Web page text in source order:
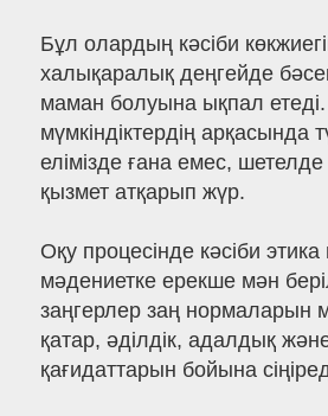
Бұл олардың кәсіби
халықаралық деңгейде
маман болуына ықпал
мүмкіндіктердің арқасында
елімізде ғана емес,
қызмет атқарып жүр.
Оқу процесінде кәсіби
мәдениетке ерекше мән
заңгерлер заң нормаларын
қатар, әділдік, адалдық
қағидаттарын бойына